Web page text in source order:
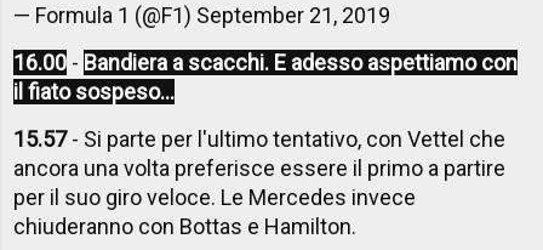
— Formula 1 (@F1) September 21, 2019
16.00 - Bandiera a scacchi. E adesso aspettiamo con
il fiato sospeso...
15.57- Si parte per l'ultimo tentativo, con Vettel che
ancora una volta preferisce essere il primo a partire
per il suo giro veloce. Le Mercedes invece
chiuderanno con Bottas e Hamilton.